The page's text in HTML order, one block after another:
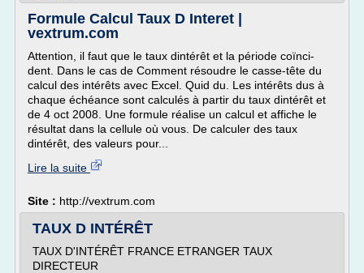
Formule Calcul Taux D Interet |
vextrum.com
Attention, il faut que le taux dintérêt et la période coïnci-
dent. Dans le cas de Comment résoudre le casse-tête du
calcul des intérêts avec Excel. Quid du. Les intérêts dus à
chaque échéance sont calculés à partir du taux dintérêt et
de 4 oct 2008. Une formule réalise un calcul et affiche le
résultat dans la cellule où vous. De calculer des taux
dintérêt, des valeurs pour...
Lire la suite
Site : http://vextrum.com
TAUX D INTÉRÊT
TAUX D'INTÉRÊT FRANCE ETRANGER TAUX
DIRECTEUR